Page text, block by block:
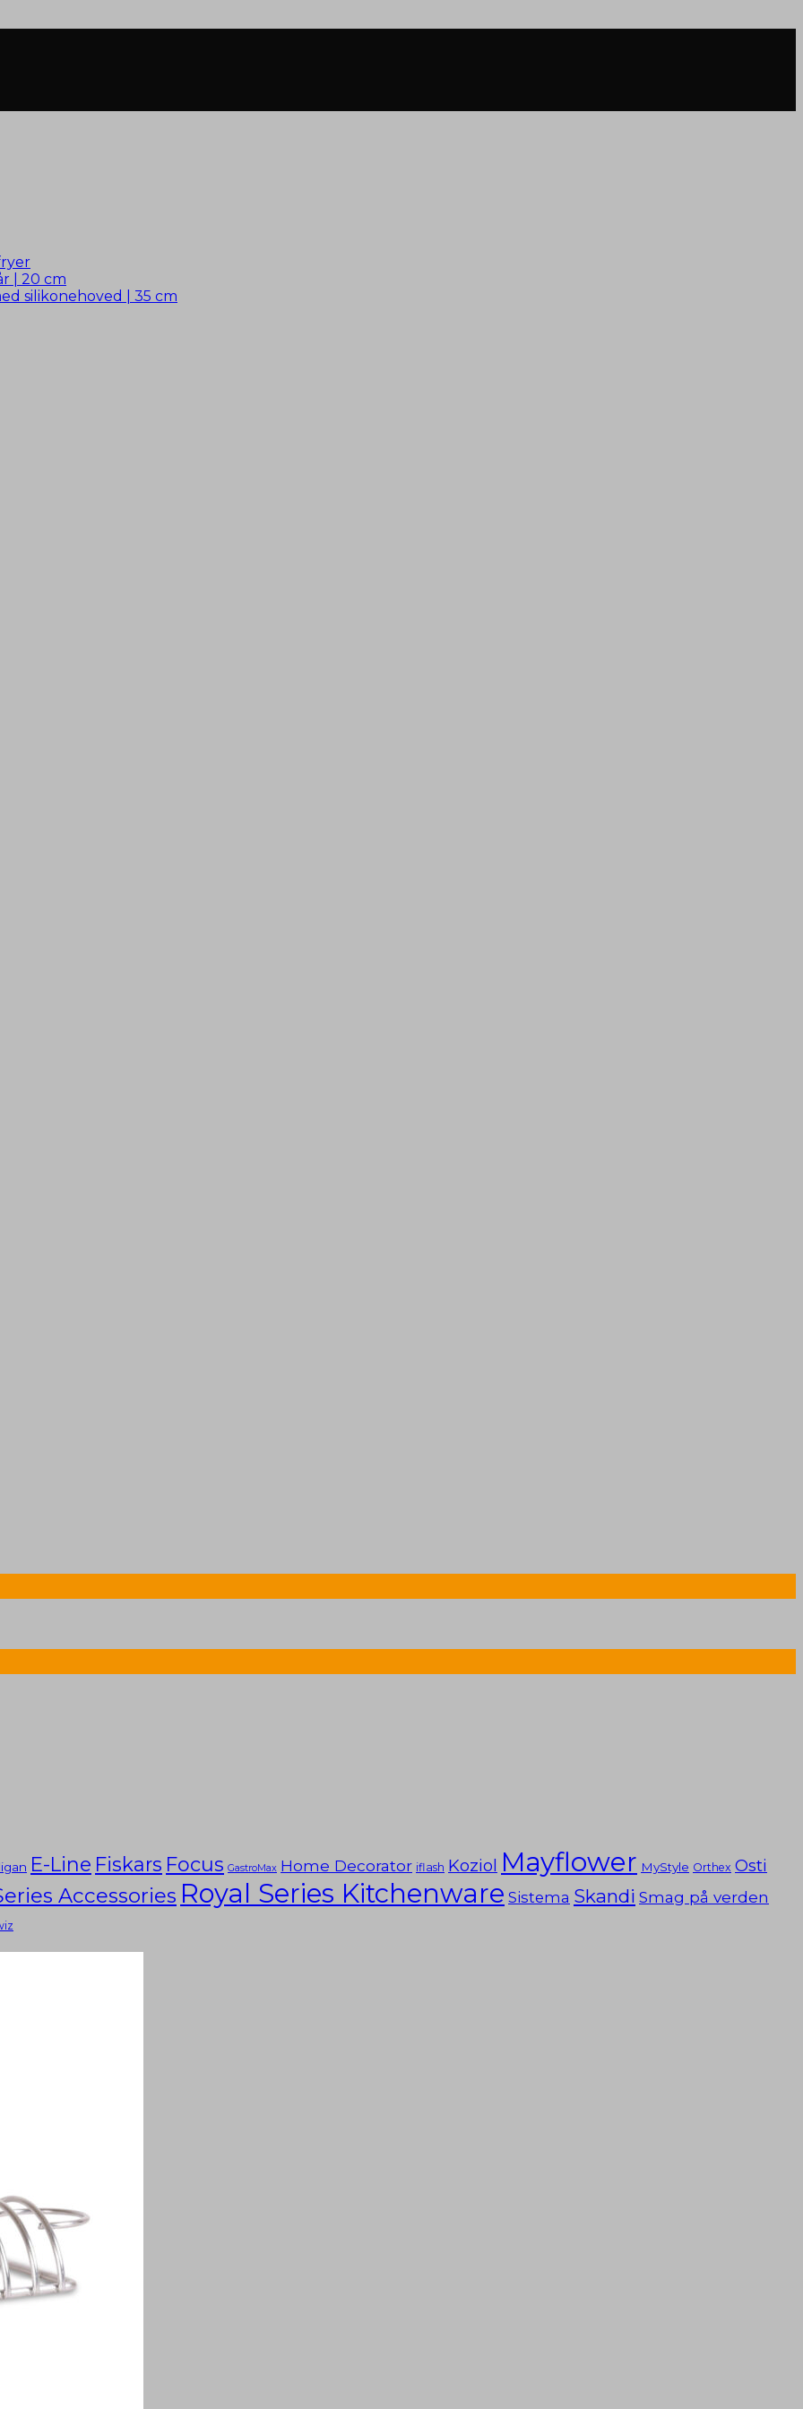
| 20 cm
silikonehoved | 35 cm
E-Line Fiskars Focus GastroMax Home Decorator iflash Koziol Mayflower MyStyle Orthex Osti
Accessories Royal Series Kitchenware Sistema Skandi Smag på verden